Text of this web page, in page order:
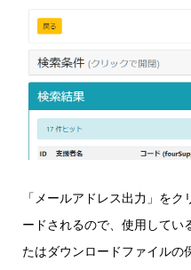
「メールアドレス出力」を
ードされるので、使用してい
たはダウンロードファイルの